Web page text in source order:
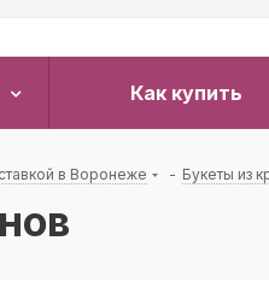
Как купить
в Воронеже - Букеты из